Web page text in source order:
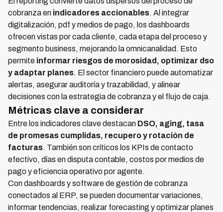
cobranza en indicadores accionables. Al integrar
digitalización, pdf y medios de pago, los dashboards
ofrecen vistas por cada cliente, cada etapa del proceso y
segmento business, mejorando la omnicanalidad. Esto
permite informar riesgos de morosidad, optimizar dso
y adaptar planes. El sector financiero puede automatizar
alertas, asegurar auditoría y trazabilidad, y alinear
decisiones con la estrategia de cobranza y el flujo de caja.
Métricas clave a considerar
Entre los indicadores clave destacan DSO, aging, tasa
de promesas cumplidas, recupero y rotación de
facturas. También son críticos los KPIs de contacto
efectivo, días en disputa contable, costos por medios de
pago y eficiencia operativo por agente.
Con dashboards y software de gestión de cobranza
conectados al ERP, se pueden documentar variaciones,
informar tendencias, realizar forecasting y optimizar planes